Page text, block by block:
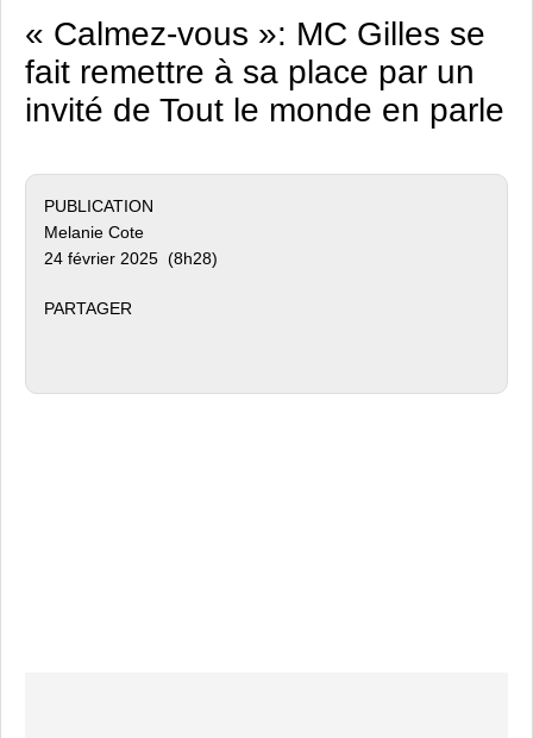
« Calmez-vous »: MC Gilles se
fait remettre à sa place par un
invité de Tout le monde en parle
PUBLICATION
Melanie Cote
24 février 2025 (8h28)
PARTAGER